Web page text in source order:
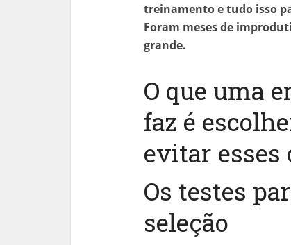
treinamento e tudo isso
Foram meses de
grande.
O que uma
faz é
evitar esses
Os testes
seleção